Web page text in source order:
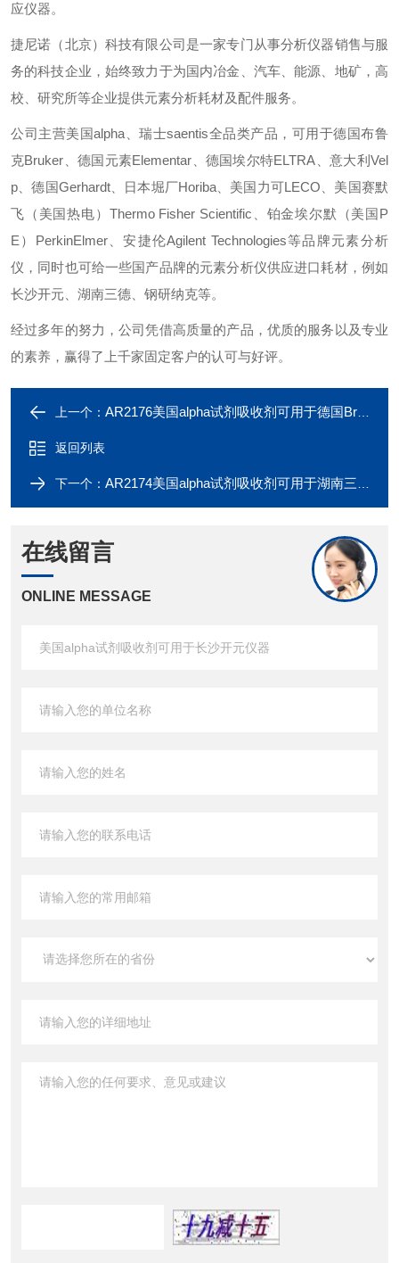
应仪器。
捷尼诺（北京）科技有限公司是一家专门从事分析仪器销售与服
务的科技企业，始终致力于为国内冶金、汽车、能源、地矿，高
校、研究所等企业提供元素分析耗材及配件服务。
公司主营美国alpha、瑞士saentis全品类产品，可用于德国布鲁
克Bruker、德国元素Elementar、德国埃尔特ELTRA、意大利Vel
p、德国Gerhardt、日本堀厂Horiba、美国力可LECO、美国赛默
飞（美国热电）Thermo Fisher Scientific、铂金埃尔默（美国P
E）PerkinElmer、安捷伦Agilent Technologies等品牌元素分析
仪，同时也可给一些国产品牌的元素分析仪供应进口耗材，例如
长沙开元、湖南三德、钢研纳克等。
经过多年的努力，公司凭借高质量的产品，优质的服务以及专业
的素养，赢得了上千家固定客户的认可与好评。
上一个： AR2176美国alpha试剂吸收剂可用于德国Bruker仪器
返回列表
下一个： AR2174美国alpha试剂吸收剂可用于湖南三德仪器
在线留言
ONLINE MESSAGE